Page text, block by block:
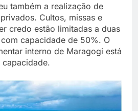
também a realização de
Cultos, missas e
credo estão limitadas a duas
capacidade de 50%. O
interno de Maragogi está